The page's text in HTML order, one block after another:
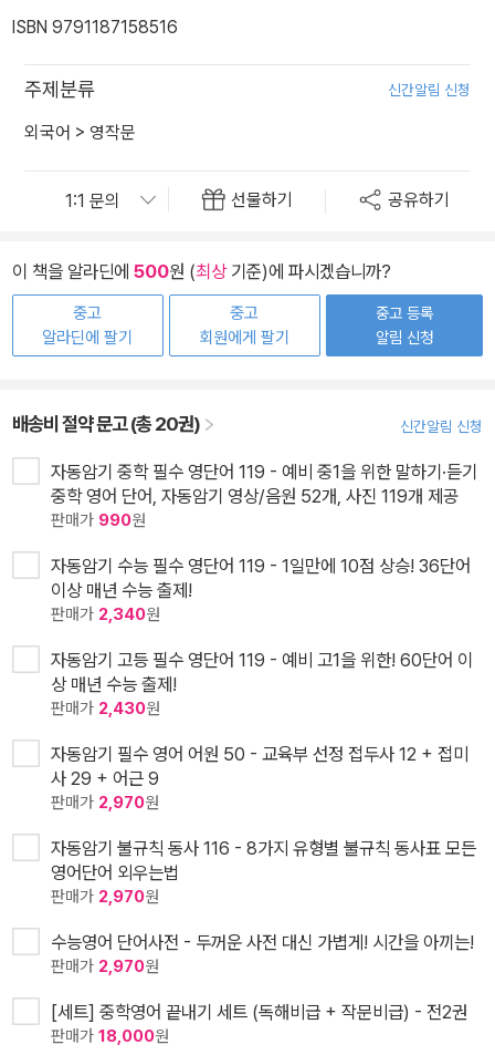
ISBN 9791187158516
주제분류 신간알림 신청
외국어 > 영작문
선물하기 공유하기
이 책을 알라딘에 500원 (최상기준)에 파시겠습니까?
중고
알라딘에 팔기
중고
회원에게 팔기
중고 등록
알림 신청
배송비 절약 문고 (총 20권) 신간알림 신청
자동암기 중학 필수 영단어 119 - 예비 중1을 위한 말하기·듣기
중학 영어 단어, 자동암기 영상/음원 52개, 사진 119개 제공
판매가 990원
자동암기 수능 필수 영단어 119 - 1일만에 10점 상승! 36단어
이상 매년 수능 출제!
판매가 2,340원
자동암기 고등 필수 영단어 119 - 예비 고1을 위한! 60단어 이
상 매년 수능 출제!
판매가 2,430원
자동암기 필수 영어 어원 50 - 교육부 선정 접두사 12 + 접미
사 29 + 어근 9
판매가 2,970원
자동암기 불규칙 동사 116 - 8가지 유형별 불규칙 동사표 모든
영어단어 외우는법
판매가 2,970원
수능영어 단어사전 - 두꺼운 사전 대신 가볍게! 시간을 아끼는!
판매가 2,970원
[세트] 중학영어 끝내기 세트 (독해비급 + 작문비급) - 전2권
판매가 18,000원